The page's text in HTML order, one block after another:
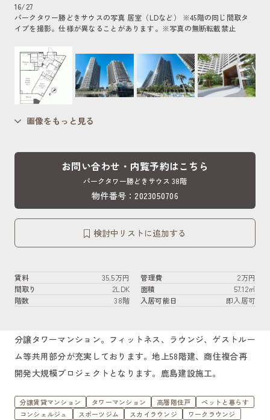
16/27
パークタワー勝どきサウスの写真 居室（LDなど） ※45階の同じ間取タ
イプを撮影。仕様が異なることがあります。 ※写真の無断転載禁止
画像をもっと見る
お問い合わせ・内覧予約はこちら
パークタワー勝どきサウス 38階
物件番号：2023050706
検討中リストに追加する
賃料 35.5万円 管理費
2万円
間取り
2LDK 面積
57.12㎡
階数
38階 入居可能日 即入居可
分譲タワーマンション。フィットネス、ラウンジ、ゲストルー
ム等共用部分が充実しております。地上58階建、商住複合再
開発大規模プロジェクトとなります。鹿島建設施工。
分譲賃貸マンション タワーマンション 高層階住戸
ペットと暮らす
コンシェルジュ
スポーツジム スカイラウンジ
ワークラウンジ